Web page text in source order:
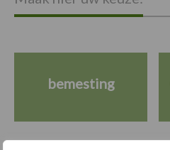
bemesting